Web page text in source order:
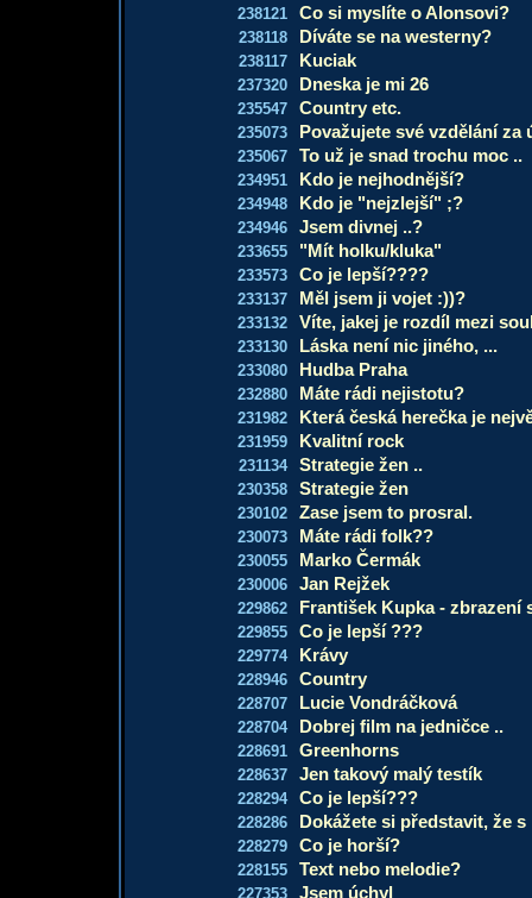
238121 Co si myslíte o Alonsovi?
238118 Díváte se na westerny?
238117 Kuciak
237320 Dneska je mi 26
235547 Country etc.
235073 Považujete své vzdělání za
235067 To už je snad trochu moc ..
234951 Kdo je nejhodnější?
234948 Kdo je "nejzlejší" ;?
234946 Jsem divnej ..?
233655 "Mít holku/kluka"
233573 Co je lepší????
233137 Měl jsem ji vojet :))?
233132 Víte, jakej je rozdíl mezi
233130 Láska není nic jiného, ...
233080 Hudba Praha
232880 Máte rádi nejistotu?
231982 Která česká herečka je
231959 Kvalitní rock
231134 Strategie žen ..
230358 Strategie žen
230102 Zase jsem to prosral.
230073 Máte rádi folk??
230055 Marko Čermák
230006 Jan Rejžek
229862 František Kupka - zbrazení
229855 Co je lepší ???
229774 Krávy
228946 Country
228707 Lucie Vondráčková
228704 Dobrej film na jedničce ..
228691 Greenhorns
228637 Jen takový malý testík
228294 Co je lepší???
228286 Dokážete si představit, že
228279 Co je horší?
228155 Text nebo melodie?
227353 Jsem úchyl